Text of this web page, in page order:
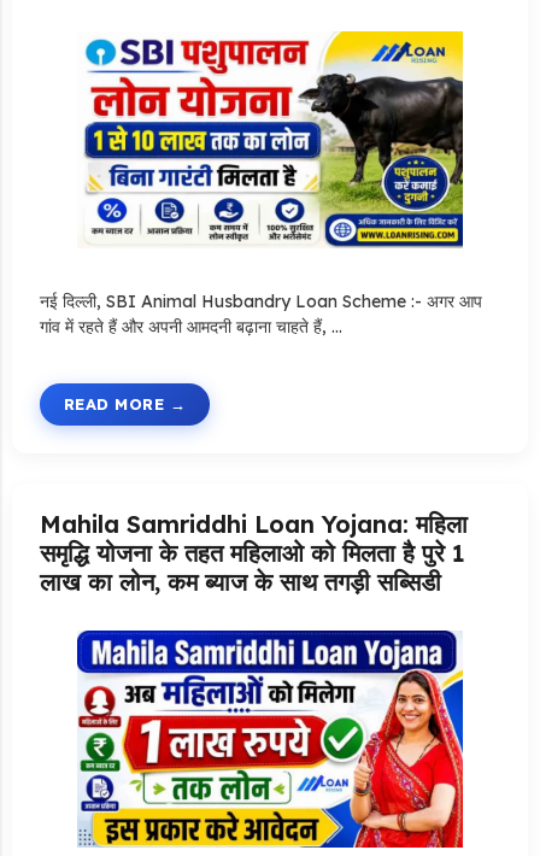
नई दिल्ली, SBI Animal Husbandry Loan Scheme :- अगर आप
गांव में रहते हैं और अपनी आमदनी बढ़ाना चाहते हैं, …
READ MORE
Mahila Samriddhi Loan Yojana: महिला
समृद्धि योजना के तहत महिलाओ को मिलता है पुरे 1
लाख का लोन, कम ब्याज के साथ तगड़ी सब्सिडी